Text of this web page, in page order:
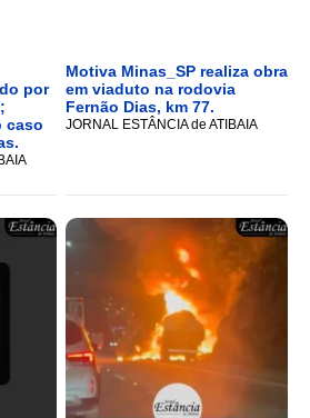
por
caso
Motiva Minas_SP realiza obra
em viaduto na rodovia
Fernão Dias, km 77.
JORNAL ESTÂNCIA de ATIBAIA